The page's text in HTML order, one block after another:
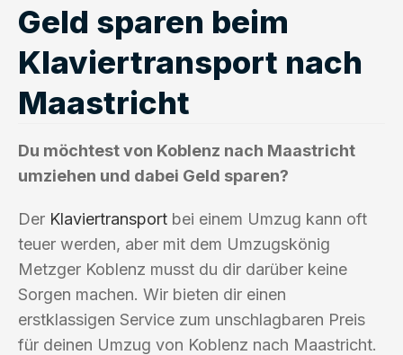
Geld sparen beim
Klaviertransport nach
Maastricht
Du möchtest von Koblenz nach Maastricht
umziehen und dabei Geld sparen?
Der Klaviertransport bei einem Umzug kann oft
teuer werden, aber mit dem Umzugskönig
Metzger Koblenz musst du dir darüber keine
Sorgen machen. Wir bieten dir einen
erstklassigen Service zum unschlagbaren Preis
für deinen Umzug von Koblenz nach Maastricht.